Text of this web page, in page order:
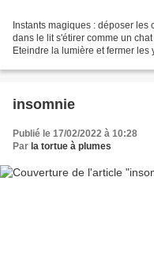
Instants magiques : déposer
dans le lit s'étirer comme un
Eteindre la lumière et fermer
insomnie
Publié le 17/02/2022 à 10:28
Par la tortue à plumes